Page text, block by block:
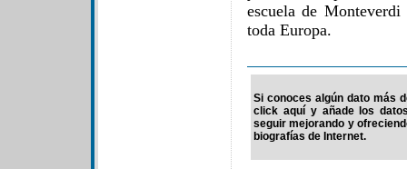
escuela de
toda Europa.
Si conoces algún dato más
click aquí y añade los
seguir mejorando y
biografías de Internet.